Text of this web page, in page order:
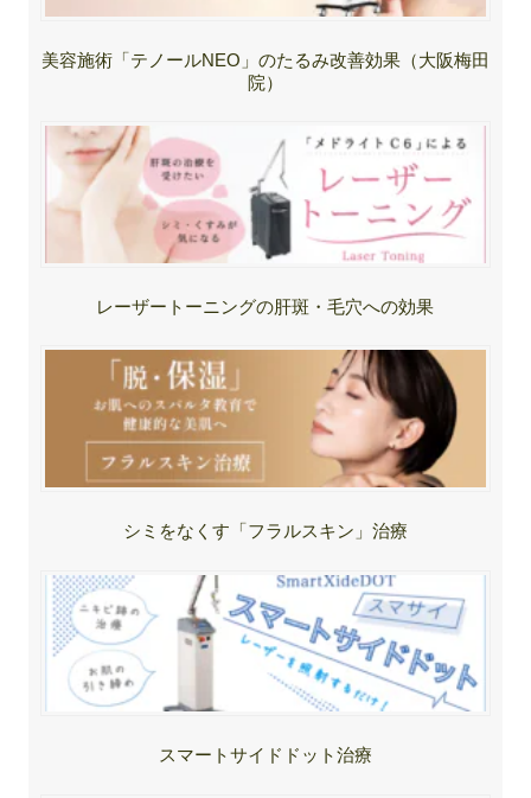
美容施術「テノールNEO」のたるみ改善効果（大阪梅田
院）
レーザートーニングの肝斑・毛穴への効果
シミをなくす「フラルスキン」治療
スマートサイドドット治療